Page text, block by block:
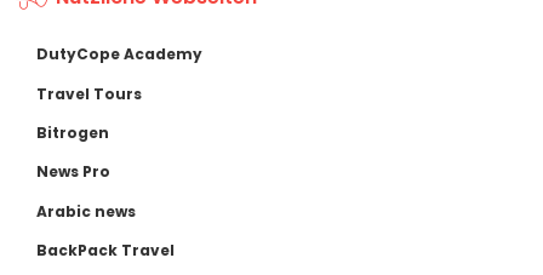
DutyCope Academy
Travel Tours
Bitrogen
News Pro
Arabic news
BackPack Travel